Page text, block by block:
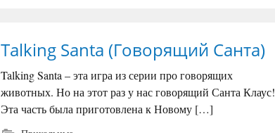
Talking Santa (Говорящий Санта)
Talking Santa – эта игра из серии про говорящих
животных. Но на этот раз у нас говорящий Санта Клаус!
Эта часть была приготовлена к Новому […]